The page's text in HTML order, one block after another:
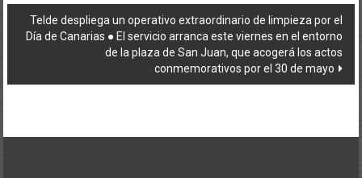
entradas
Telde despliega un operativo extraordinario de limpieza por el
Día de Canarias ●​ El servicio arranca este viernes en el entorno
de la plaza de San Juan, que acogerá los actos
conmemorativos por el 30 de mayo